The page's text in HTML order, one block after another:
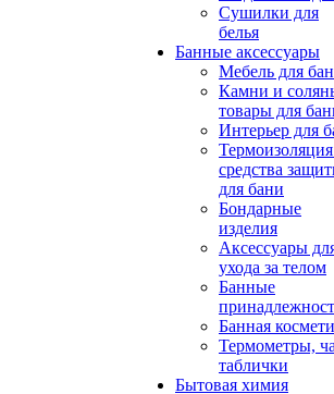
Сушилки для
белья
Банные аксессуары
Мебель для
Камни и
товары для
Интерьер для
средства
для бани
Бондарные
изделия
Аксеcсуары
ухода за телом
Банные
Банная
Термометры,
таблички
Бытовая химия